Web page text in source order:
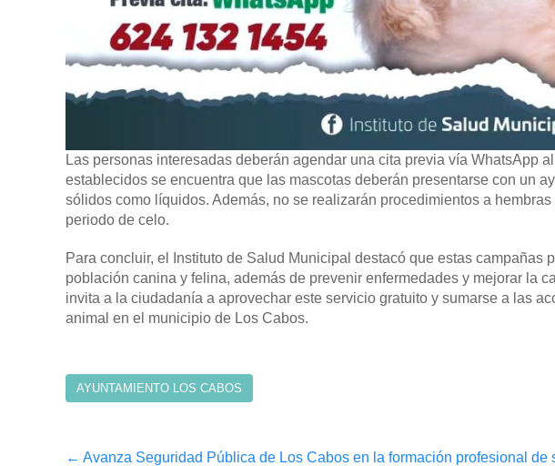
Las personas interesadas deberán agendar una cita previa vía WhatsApp
establecidos se encuentra que las mascotas deberán presentarse con un
sólidos como líquidos. Además, no se realizarán procedimientos a
periodo de celo.
Para concluir, el Instituto de Salud Municipal destacó que estas campañas
población canina y felina, además de prevenir enfermedades y mejorar la
invita a la ciudadanía a aprovechar este servicio gratuito y sumarse a las
animal en el municipio de Los Cabos.
AYUNTAMIENTO LOS CABOS
← Avanza Seguridad Pública de Los Cabos en la formación profesional de